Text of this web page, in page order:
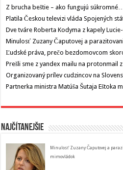
Z brucha beštie – ako fungujú súkromné…
Platila Českou televizi vláda Spojených
Dve tváre Roberta Kodyma z kapely
Minulosť Zuzany Čaputovej a
Ľudské práva, prečo bezdomovcom
Prešli sme z yandex mailu na protonmail
Organizovaný prílev cudzincov na
Partnerka ministra Matúša Šutaja Eštoka
Najčítanejšie
Minulosť Zuzany Čaputovej a
mimovládok